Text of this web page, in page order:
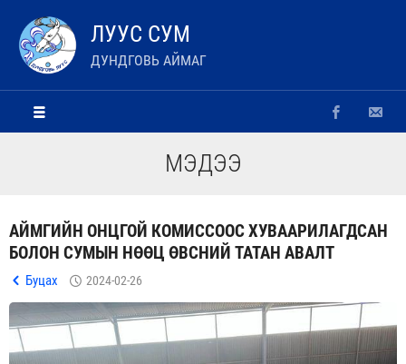
ЛУУС СУМ
ДУНДГОВЬ АЙМАГ
МЭДЭЭ
АЙМГИЙН ОНЦГОЙ КОМИССООС ХУВААРИЛАГДСАН
БОЛОН СУМЫН НӨӨЦ ӨВСНИЙ ТАТАН АВАЛТ
Буцах 2024-02-26